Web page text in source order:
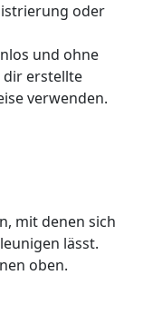
oder
und ohne
dir erstellte
verwenden.
mit denen sich
lässt.
oben.